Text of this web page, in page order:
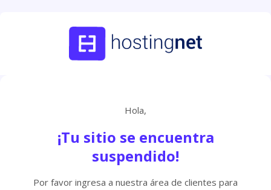
Hola,
¡Tu sitio se encuentra
suspendido!
Por favor ingresa a nuestra área de clientes para